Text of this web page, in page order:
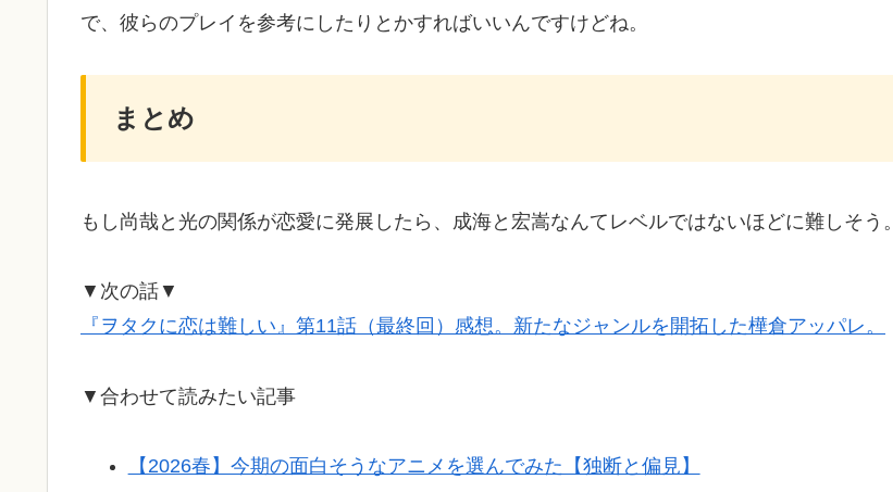
で、彼らのプレイを参考にしたりとかすればいいんですけどね。
まとめ
もし尚哉と光の関係が恋愛に発展したら、成海と宏嵩なんてレベルではないほどに難しそう。
▼次の話▼
『ヲタクに恋は難しい』第11話（最終回）感想。新たなジャンルを開拓した樺倉アッパレ。
▼合わせて読みたい記事
【2026春】今期の面白そうなアニメを選んでみた【独断と偏見】